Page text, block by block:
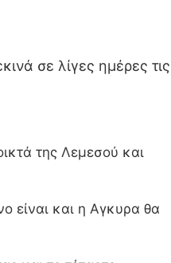
σε λίγες ημέρες τις
της Λεμεσού και
είναι και η Αγκυρα θα